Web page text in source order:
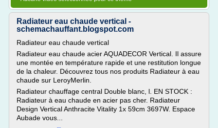
Radiateur eau chaude vertical -
schemachauffant.blogspot.com
Radiateur eau chaude vertical
Radiateur eau chaude acier AQUADECOR Vertical. Il assure
une montée en température rapide et une restitution longue
de la chaleur. Découvrez tous nos produits Radiateur à eau
chaude sur LeroyMerlin.
Radiateur chauffage central Double blanc, l. EN STOCK :
Radiateur à eau chaude en acier pas cher. Radiateur
Design Vertical Anthracite Vitality 1x 59cm 3697W. Espace
Aubade vous...